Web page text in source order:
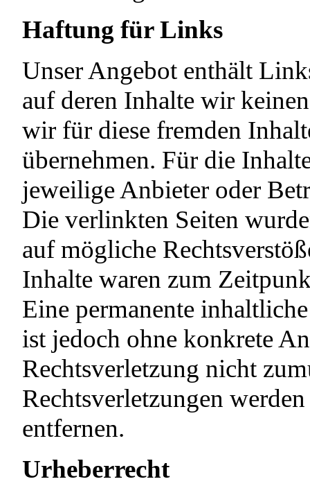
Haftung für Links
Unser Angebot enthält
auf deren Inhalte wir
wir für diese fremden
übernehmen. Für die
jeweilige Anbieter oder
Die verlinkten Seiten
auf mögliche
Inhalte waren zum
Eine permanente
ist jedoch ohne konkrete
Rechtsverletzung nicht
Rechtsverletzungen
entfernen.
Urheberrecht